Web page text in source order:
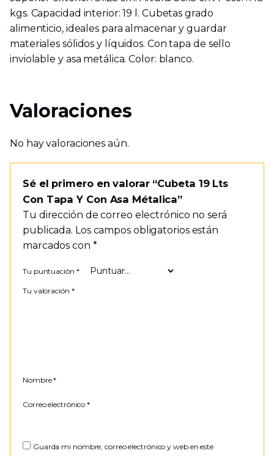
kgs. Capacidad interior: 19 l. Cubetas grado
alimenticio, ideales para almacenar y guardar
materiales sólidos y líquidos. Con tapa de sello
inviolable y asa metálica. Color: blanco.
Valoraciones
No hay valoraciones aún.
Sé el primero en valorar “Cubeta 19 Lts
Con Tapa Y Con Asa Métalica”
Tu dirección de correo electrónico no será
publicada. Los campos obligatorios están
marcados con *
Tu puntuación *
Tu valoración *
Nombre*
Correo electrónico*
Guarda mi nombre, correo electrónico y web en este